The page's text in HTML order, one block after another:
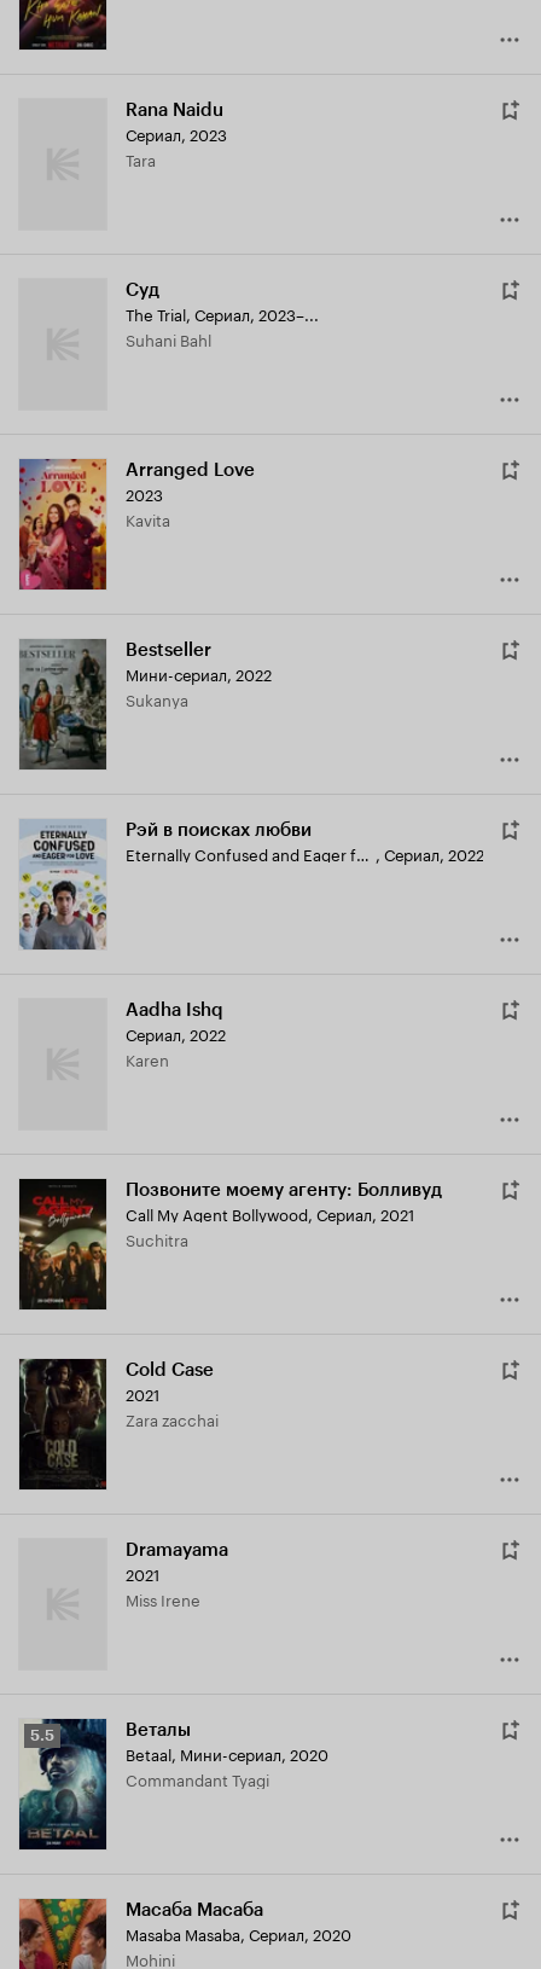
Rana Naidu
Сериал, 2023
Tara
Суд
The Trial, Сериал, 2023–...
Suhani Bahl
Arranged Love
2023
Kavita
Bestseller
Мини-сериал, 2022
Sukanya
Рэй в поисках любви
Eternally Confused and Eager for Love , Сериал, 2022
Aadha Ishq
Сериал, 2022
Karen
Позвоните моему агенту: Болливуд
Call My Agent Bollywood, Сериал, 2021
Suchitra
Cold Case
2021
Zara zacchai
Dramayama
2021
Miss Irene
Рейтинг
Кинопоиска
5.5
5.5 Веталы
Betaal, Мини-сериал, 2020
Commandant Tyagi
Масаба Масаба
Masaba Masaba, Сериал, 2020
Mohini